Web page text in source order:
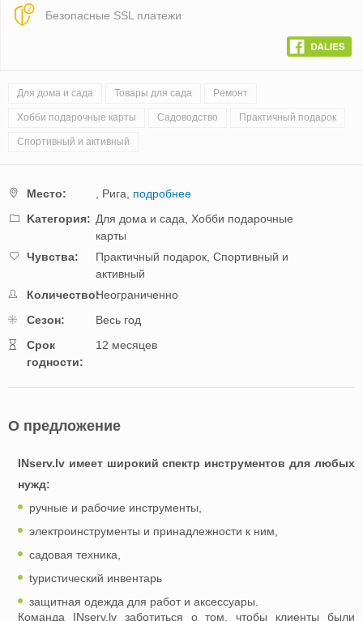
Безопасные SSL платежи
Для дома и сада Товары для сада Pемонт
Хобби подарочные карты Садоводство Практичный подарок
Спортивный и активный
Mестo: Рига,
подробнее
Kатегория: Для дома и сада, Хобби подарочные
карты
Чувства:
Практичный подарок, Спортивный и
активный
Количество:Неограниченно
Cезон:
Весь год
Cрок
годности:
12 месяцев
О предложение
INserv.lv имеет широкий спектр инструментов для любых
нужд:
ручные и рабочие инструменты,
электроинструменты и принадлежности к ним,
садовая техника,
tуристический инвентарь
защитная одежда для работ и аксессуары.
Команда INserv.lv заботиться о том, чтобы клиенты были